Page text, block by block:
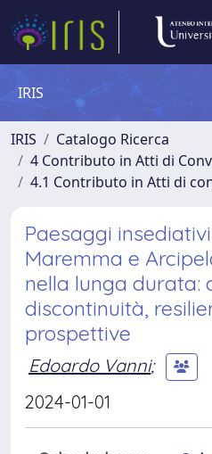
IRIS
IRIS
Catalogo Ricerca
4 Contributo in Atti di
4.1 Contributo in Atti di
Paesaggi
Maremma e
nella lunga durata:
discontinuità,
prospettive
Edoardo Vanni;
2024-01-01